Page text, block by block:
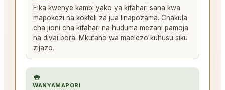
Fika kwenye kambi yako ya kifahari sana kwa
mapokezi na kokteli za jua linapozama. Chakula
cha jioni cha kifahari na huduma mezani pamoja
na divai bora. Mkutano wa maelezo kuhusu siku
zijazo.
WANYAMAPORI